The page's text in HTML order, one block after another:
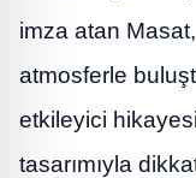
imza atan
atmosferle
etkileyici
tasarımıyla